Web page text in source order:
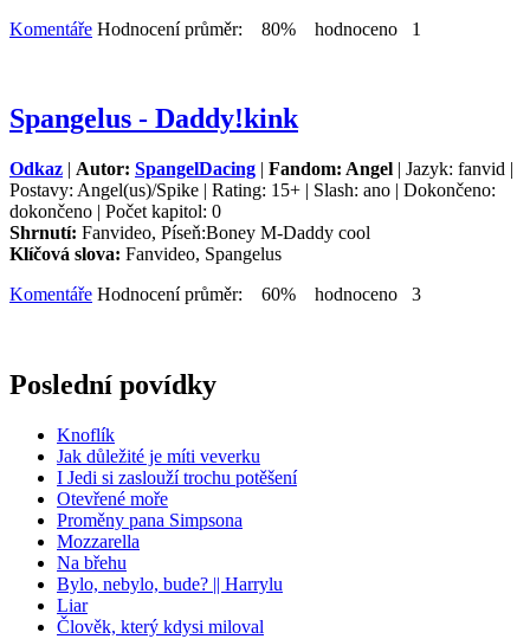
Komentáře Hodnocení průměr: 80% hodnoceno 1
Spangelus - Daddy!kink
Odkaz | Autor: SpangelDacing | Fandom: Angel | Jazyk: fanvid |
Postavy: Angel(us)/Spike | Rating: 15+ | Slash: ano | Dokončeno:
dokončeno | Počet kapitol: 0
Shrnutí: Fanvideo, Píseň:Boney M-Daddy cool
Klíčová slova: Fanvideo, Spangelus
Komentáře Hodnocení průměr: 60% hodnoceno 3
Poslední povídky
Knoflík
Jak důležité je míti veverku
I Jedi si zaslouží trochu potěšení
Otevřené moře
Proměny pana Simpsona
Mozzarella
Na břehu
Bylo, nebylo, bude? || Harrylu
Liar
Člověk, který kdysi miloval